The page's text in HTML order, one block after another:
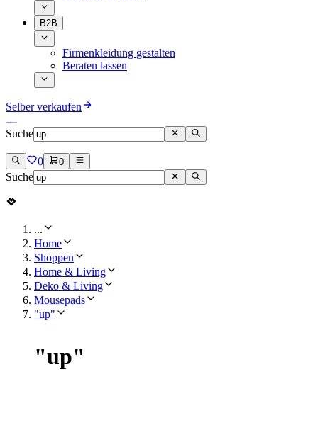
B2B
Firmenkleidung gestalten
Beraten lassen
Selber verkaufen
Suche
0 0
Suche
...
Home
Shoppen
Home & Living
Deko & Living
Mousepads
"up"
"up"